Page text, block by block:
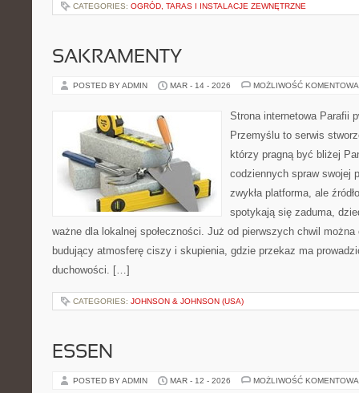
CATEGORIES: OGRÓD, TARAS I INSTALACJE ZEWNĘTRZNE
SAKRAMENTY
POSTED BY ADMIN MAR - 14 - 2026 MOŻLIWOŚĆ
Strona internetowa Parafii
Przemyślu to serwis
którzy pragną być bliżej
codziennych spraw swojej
zwykła platforma, ale
spotykają się zaduma,
ważne dla lokalnej społeczności. Już od pierwszych chwil
budujący atmosferę ciszy i skupienia, gdzie przekaz ma
duchowości. […]
CATEGORIES: JOHNSON & JOHNSON (USA)
ESSEN
POSTED BY ADMIN MAR - 12 - 2026 MOŻLIWOŚĆ